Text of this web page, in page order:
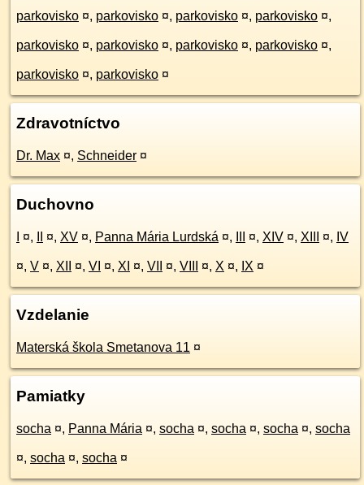
parkovisko ¤, parkovisko ¤, parkovisko ¤, parkovisko ¤,
parkovisko ¤, parkovisko ¤, parkovisko ¤, parkovisko ¤,
parkovisko ¤, parkovisko ¤
Zdravotníctvo
Dr. Max ¤, Schneider ¤
Duchovno
¤, ¤, XV ¤, Panna Mária Lurdská ¤, ¤, XIV ¤, XIII ¤, IV
¤, V ¤, XII ¤, VI ¤, XI ¤, VII ¤, VIII ¤, X ¤, IX ¤
Vzdelanie
Materská škola Smetanova 11 ¤
Pamiatky
socha ¤, Panna Mária ¤, socha ¤, socha ¤, socha ¤, socha
¤, socha ¤, socha ¤